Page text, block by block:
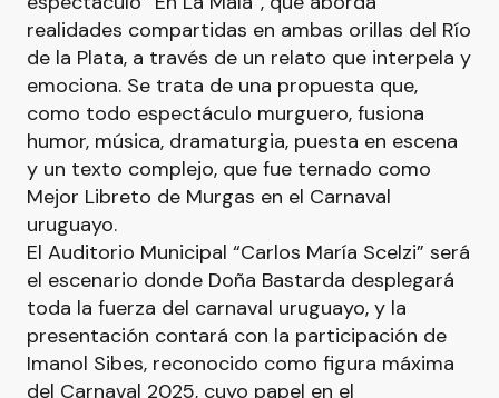
realidades compartidas en ambas orillas del Río
de la Plata, a través de un relato que interpela y
emociona. Se trata de una propuesta que,
como todo espectáculo murguero, fusiona
humor, música, dramaturgia, puesta en escena
y un texto complejo, que fue ternado como
Mejor Libreto de Murgas en el Carnaval
uruguayo.
El Auditorio Municipal “Carlos María Scelzi” será
el escenario donde Doña Bastarda desplegará
toda la fuerza del carnaval uruguayo, y la
presentación contará con la participación de
Imanol Sibes, reconocido como figura máxima
del Carnaval 2025, cuyo papel en el